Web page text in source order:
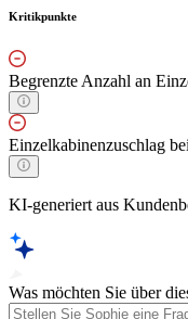
Kritikpunkte
Begrenzte Anzahl an
Einzelkabinenzuschlag
KI-generiert aus
Was möchten Sie über